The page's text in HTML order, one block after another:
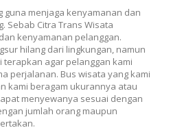
guna menjaga kenyamanan dan
Sebab Citra Trans Wisata
kenyamanan pelanggan.
hilang dari lingkungan, namun
agar pelanggan kami
perjalanan. Bus wisata yang kami
kami beragam ukurannya atau
menyewanya sesuai dengan
jumlah orang maupun